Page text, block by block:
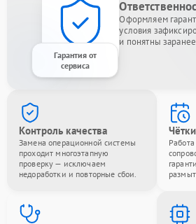
Гарантия от
сервиса
Оформляем
условия
и понятны
Контроль качества
Замена операционной системы
проходит многоэтапную
проверку — исключаем
недоработки и повторные сбои.